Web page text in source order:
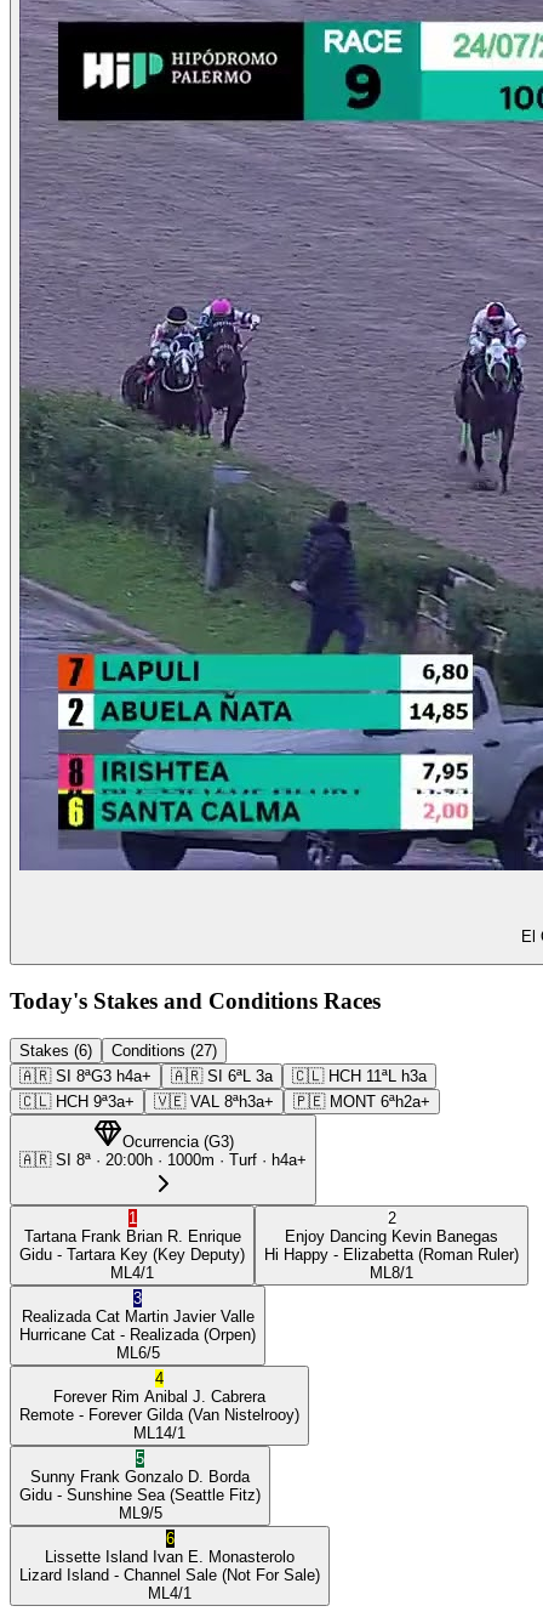
El
Today's Stakes and Conditions Races
Stakes (6)
Conditions (27)
🇦🇷 SI 8ªG3 h4a+ 🇦🇷 SI 6ªL 3a 🇨🇱 HCH 11ªL h3a
🇨🇱 HCH 9ª3a+ 🇻🇪 VAL 8ªh3a+ 🇵🇪 MONT 6ªh2a+
Ocurrencia(G3)
🇦🇷 SI 8ª · 20:00h · 1000m · Turf · h4a+
1
Tartana Frank Brian R. Enrique
Gidu - Tartara Key (Key Deputy)
ML 4/1
2
Enjoy Dancing Kevin Banegas
Hi Happy - Elizabetta (Roman Ruler)
ML 8/1
3
Realizada Cat Martin Javier Valle
Hurricane Cat - Realizada (Orpen)
ML 6/5
4
Forever Rim Anibal J. Cabrera
Remote - Forever Gilda (Van Nistelrooy)
ML 14/1
5
Sunny Frank Gonzalo D. Borda
Gidu - Sunshine Sea (Seattle Fitz)
ML 9/5
6
Lissette Island Ivan E. Monasterolo
Lizard Island - Channel Sale (Not For Sale)
ML 4/1